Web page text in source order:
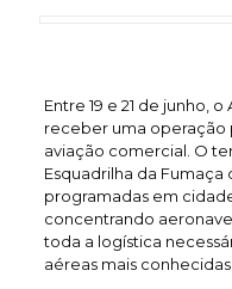
Entre 19 e 21 de junho,
receber uma operação
aviação comercial. O
Esquadrilha da
programadas em
concentrando
toda a logística
aéreas mais conhecidas